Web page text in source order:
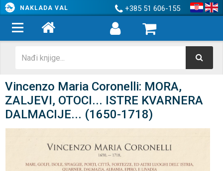
NAKLADA VAL +385 51 606-155
Vincenzo Maria Coronelli: MORA,
ZALJEVI, OTOCI... ISTRE KVARNERA
DALMACIJE... (1650-1718)